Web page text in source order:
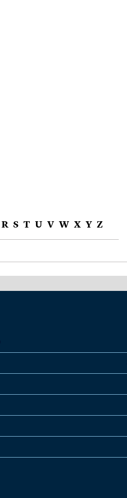
R S T U V W X Y Z